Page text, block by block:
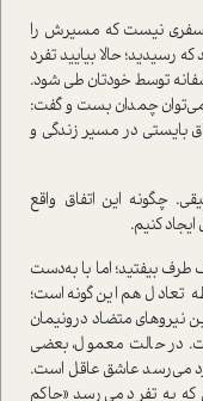
سفری نیست که مسیرش را
رسیدید؛ حالا بیایید تفرد
توسط خودتان طی‌ شود.
نمی‌توان چمدان بست و گفت:
بایستی در مسیر زندگی و
چگونه این اتفاق واقع
کنیم.
طرف بیفتید؛ اما با به‌دست
تعادل هم این‌گونه است؛
نیروهای متضاد درونیمان
در حالت معمول، بعضی
می‌رسد عاشق عاقل است.
که به تفرد می‌رسد «حاکم